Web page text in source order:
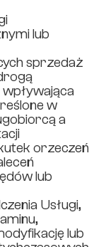
lub
sprzedaż
w
a
orzeczeń
lub
Usługi,
lub